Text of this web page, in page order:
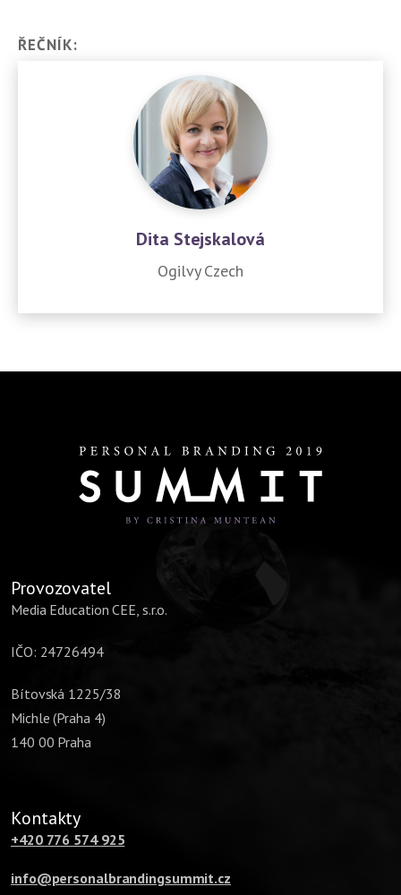
ŘEČNÍK:
Dita Stejskalová
Ogilvy Czech
Provozovatel
Media Education CEE, s.r.o.
IČO: 24726494
Bítovská 1225/38
Michle (Praha 4)
140 00 Praha
Kontakty
+420 776 574 925
info@personalbrandingsummit.cz